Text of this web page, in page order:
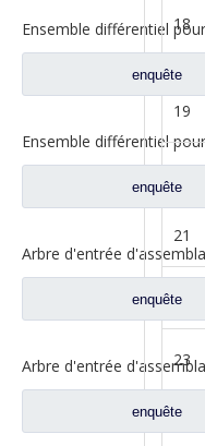
enquête
enquête
enquête
enquête
18
19
21
22
23
24